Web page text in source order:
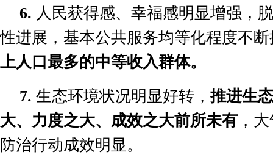
6. 人民获得感、幸福感明显增强，
性进展，基本公共服务均等化程度不
上人口最多的中等收入群体。
7. 生态环境状况明显好转， 推进生
大、力度之大、成效之大前所未有 ，
防治行动成效明显。